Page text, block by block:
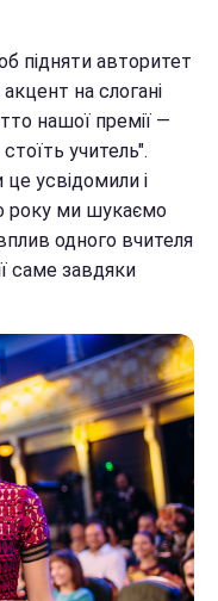
підняти авторитет
на слогані
нашої премії —
учитель".
усвідомили і
року ми шукаємо
одного вчителя
саме завдяки